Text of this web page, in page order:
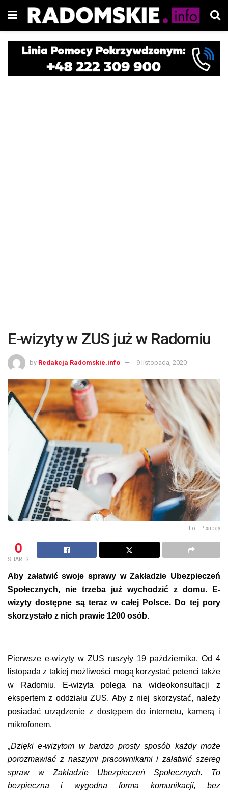
E-wizyty w ZUS już w Radomiu
by Redakcja Radomskie.info 9 listopada, 2020
Fot. Pixabay
0
SHARES
Aby załatwić swoje sprawy w Zakładzie Ubezpieczeń
Społecznych, nie trzeba już wychodzić z domu. E-
wizyty dostępne są teraz w całej Polsce. Do tej pory
skorzystało z nich prawie 1200 osób.
Pierwsze e-wizyty w ZUS ruszyły 19 października. Od 4
listopada z takiej możliwości mogą korzystać petenci także
w Radomiu. E-wizyta polega na wideokonsultacji z
ekspertem z oddziału ZUS. Aby z niej skorzystać, należy
posiadać urządzenie z dostępem do internetu, kamerą i
mikrofonem.
„Dzięki e-wizytom w bardzo prosty sposób każdy może
porozmawiać z naszymi pracownikami i załatwić szereg
spraw w Zakładzie Ubezpieczeń Społecznych. To
bezpieczna i wygodna forma komunikacji, bez